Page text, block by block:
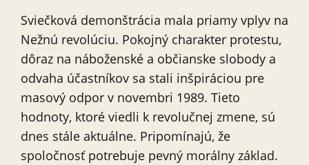
Sviečková demonštrácia mala priamy vplyv na
Nežnú revolúciu. Pokojný charakter protestu,
dôraz na náboženské a občianske slobody a
odvaha účastníkov sa stali inšpiráciou pre
masový odpor v novembri 1989. Tieto
hodnoty, ktoré viedli k revolučnej zmene, sú
dnes stále aktuálne. Pripomínajú, že
spoločnosť potrebuje pevný morálny základ.